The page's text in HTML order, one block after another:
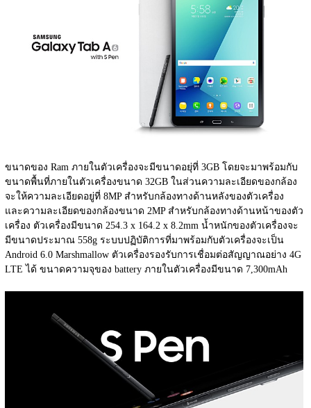
ขนาดของ Ram ภายในตัวเครื่องจะมีขนาดอยุ่ที่ 3GB โดยจะมาพร้อมกับ
ขนาดพื้นที่ภายในตัวเครื่องขนาด 32GB ในส่วนความละเอียดของกล้อง
จะให้ความละเอียดอยู่ที่ 8MP สำหรับกล้องทางด้านหลังของตัวเครื่อง
และความละเอียดของกล้องขนาด 2MP สำหรับกล้องทางด้านหน้าของตัว
เครื่อง ตัวเครื่องมีขนาด 254.3 x 164.2 x 8.2mm น้ำหนักของตัวเครื่องจะ
มีขนาดประมาณ 558g ระบบปฏิบัติการที่มาพร้อมกับตัวเครื่องจะเป็น
Android 6.0 Marshmallow ตัวเครื่องรองรับการเชื่อมต่อสัญญาณอย่าง 4G
LTE ได้ ขนาดความจุของ battery ภายในตัวเครื่องมีขนาด 7,300mAh